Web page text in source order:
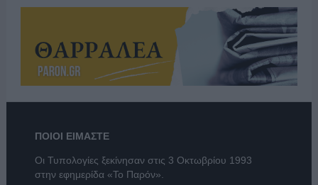
ΠΟΙΟΙ ΕΙΜΑΣΤΕ
Οι Τυπολογίες ξεκίνησαν στις 3 Οκτωβρίου 1993
στην εφημερίδα «Το Παρόν».